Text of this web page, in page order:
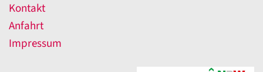
Kontakt
Anfahrt
Impressum